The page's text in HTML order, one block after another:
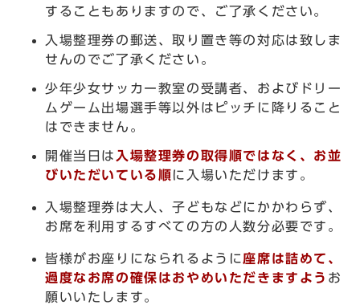
することもありますので、ご了承ください。
入場整理券の郵送、取り置き等の対応は致しま
せんのでご了承ください。
少年少女サッカー教室の受講者、およびドリー
ムゲーム出場選手等以外はピッチに降りること
はできません。
開催当日は 入場整理券の取得順ではなく、お並
びいただいている順に入場いただけます。
入場整理券は大人、子どもなどにかかわらず、
お席を利用するすべての方の人数分必要です。
皆様がお座りになられるように座席は詰めて、
過度なお席の確保はおやめいただきますよう お
願いいたします。